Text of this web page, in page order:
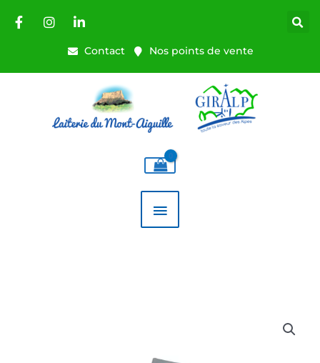
Contact Nos points de vente
PRINCIPAL